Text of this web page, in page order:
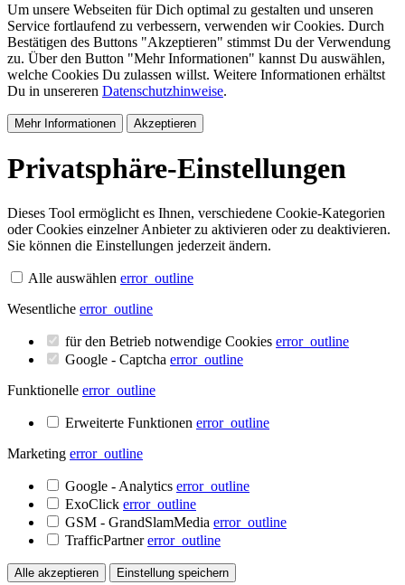
Um unsere Webseiten für Dich optimal zu gestalten und unseren
Service fortlaufend zu verbessern, verwenden wir Cookies. Durch
Bestätigen des Buttons "Akzeptieren" stimmst Du der Verwendung
zu. Über den Button "Mehr Informationen" kannst Du auswählen,
welche Cookies Du zulassen willst. Weitere Informationen erhältst
Du in unsereren Datenschutzhinweise.
Mehr Informationen Akzeptieren
Privatsphäre-Einstellungen
Dieses Tool ermöglicht es Ihnen, verschiedene Cookie-Kategorien
oder Cookies einzelner Anbieter zu aktivieren oder zu deaktivieren.
Sie können die Einstellungen jederzeit ändern.
Alle auswählen error_outline
Wesentliche error_outline
für den Betrieb notwendige Cookies error_outline
Google - Captcha error_outline
Funktionelle error_outline
Erweiterte Funktionen error_outline
Marketing error_outline
Google - Analytics error_outline
ExoClick error_outline
GSM - GrandSlamMedia error_outline
TrafficPartnererror_outline
Alle akzeptieren Einstellung speichern